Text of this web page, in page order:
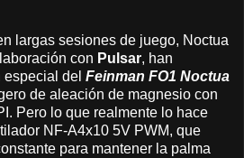
largas sesiones de juego, Noctua
con Pulsar, han
del Feinman FO1 Noctua
de aleación de magnesio con
Pero lo que realmente lo hace
NF-A4x10 5V PWM, que
para mantener la palma